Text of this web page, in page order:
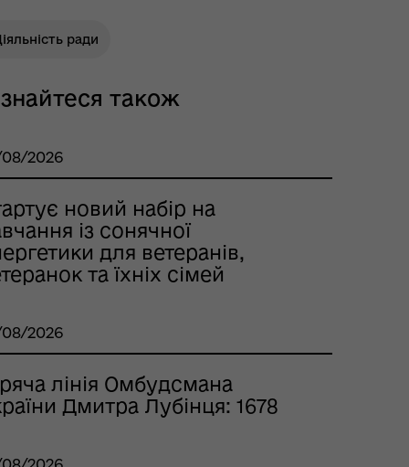
ради
також
2026
новий набір на
із сонячної
для ветеранів,
та їхніх сімей
2026
лінія Омбудсмана
Дмитра Лубінця: 1678